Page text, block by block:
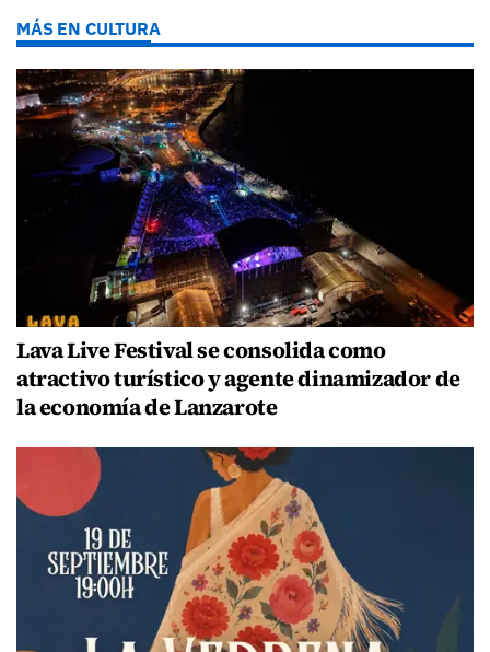
MÁS EN CULTURA
Lava Live Festival se consolida como
atractivo turístico y agente dinamizador de
la economía de Lanzarote